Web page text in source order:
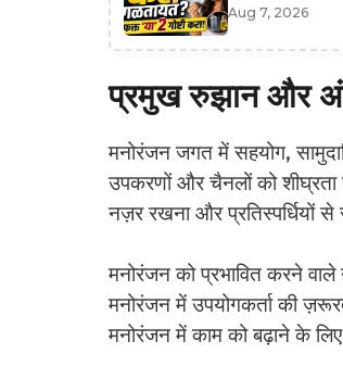
Aug 7, 2026
प्रमुख रुझान और
मनोरंजन जगत में सहयोग,
उपकरणों और चैनलों को शीघ्रता
नज़र रखना और प्रतिस्पर्धियों
मनोरंजन को प्रभावित करने वाले
मनोरंजन में उपयोगकर्ता की
मनोरंजन में काम को बढ़ाने के